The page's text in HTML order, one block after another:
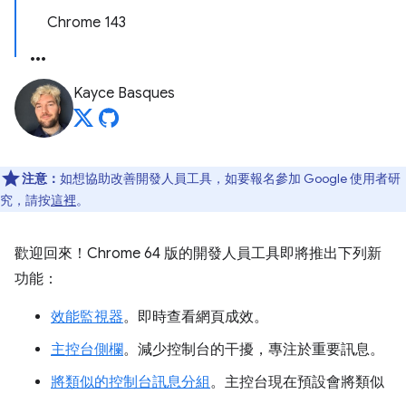
Chrome 143
Kayce Basques
注意： 如想協助改善開發人員工具，如要報名參加 Google 使用者研
究，請按這裡。
歡迎回來！Chrome 64 版的開發人員工具即將推出下列新
功能：
效能監視器。即時查看網頁成效。
主控台側欄。減少控制台的干擾，專注於重要訊息。
將類似的控制台訊息分組。主控台現在預設會將類似